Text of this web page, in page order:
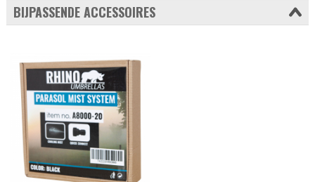
BIJPASSENDE ACCESSOIRES